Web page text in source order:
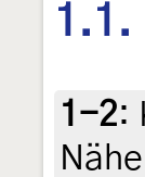
1.1.
1-2: